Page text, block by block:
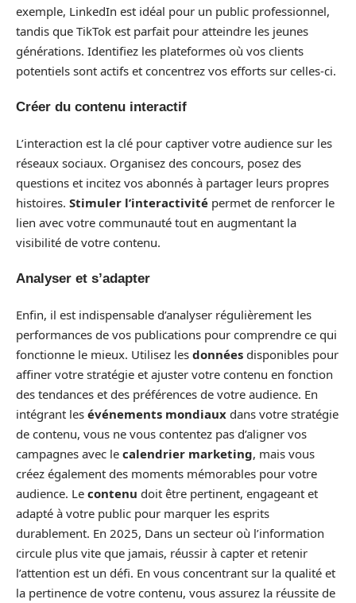
exemple, LinkedIn est idéal pour un public professionnel,
tandis que TikTok est parfait pour atteindre les jeunes
générations. Identifiez les plateformes où vos clients
potentiels sont actifs et concentrez vos efforts sur celles-ci.
Créer du contenu interactif
L’interaction est la clé pour captiver votre audience sur les
réseaux sociaux. Organisez des concours, posez des
questions et incitez vos abonnés à partager leurs propres
histoires. Stimuler l’interactivité permet de renforcer le
lien avec votre communauté tout en augmentant la
visibilité de votre contenu.
Analyser et s’adapter
Enfin, il est indispensable d’analyser régulièrement les
performances de vos publications pour comprendre ce qui
fonctionne le mieux. Utilisez les données disponibles pour
affiner votre stratégie et ajuster votre contenu en fonction
des tendances et des préférences de votre audience. En
intégrant les événements mondiaux dans votre stratégie
de contenu, vous ne vous contentez pas d’aligner vos
campagnes avec le calendrier marketing, mais vous
créez également des moments mémorables pour votre
audience. Le contenu doit être pertinent, engageant et
adapté à votre public pour marquer les esprits
durablement. En 2025, Dans un secteur où l’information
circule plus vite que jamais, réussir à capter et retenir
l’attention est un défi. En vous concentrant sur la qualité et
la pertinence de votre contenu, vous assurez la réussite de